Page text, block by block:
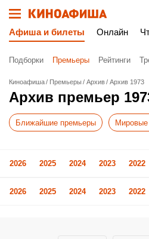
Афиша и билеты Онлайн
Подборки Премьеры Рейтинги
Киноафиша Премьеры Архив Архив 1973
Архив премьер
Ближайшие премьеры
2026 2025 2024 2023 2022
2026 2025 2024 2023 2022